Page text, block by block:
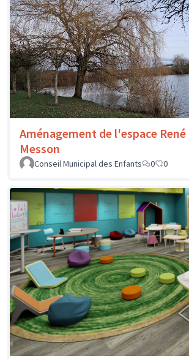
Aménagement de l'espace René
Messon
Conseil Municipal des Enfants
0 0